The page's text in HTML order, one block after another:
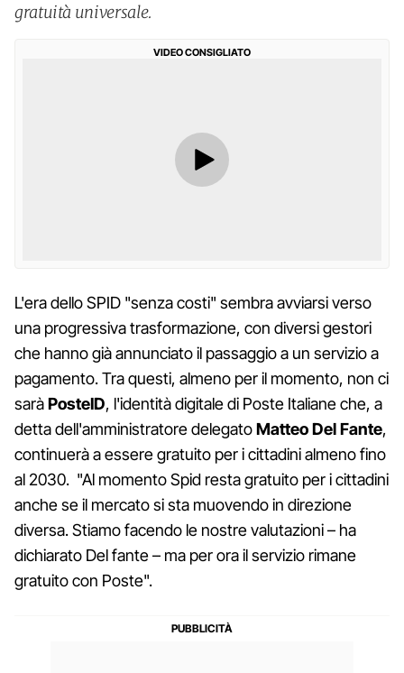
gratuità universale.
VIDEO CONSIGLIATO
L'era dello SPID "senza costi" sembra avviarsi verso
una progressiva trasformazione, con diversi gestori
che hanno già annunciato il passaggio a un servizio a
pagamento. Tra questi, almeno per il momento, non ci
saràPosteID, l'identità digitale di Poste Italiane che, a
detta dell'amministratore delegatoMatteo Del Fante,
continuerà a essere gratuito per i cittadini almeno fino
al 2030. "Al momento Spid resta gratuito per i cittadini
anche se il mercato si sta muovendo in direzione
diversa. Stiamo facendo le nostre valutazioni – ha
dichiarato Del fante – ma per ora il servizio rimane
gratuito con Poste".